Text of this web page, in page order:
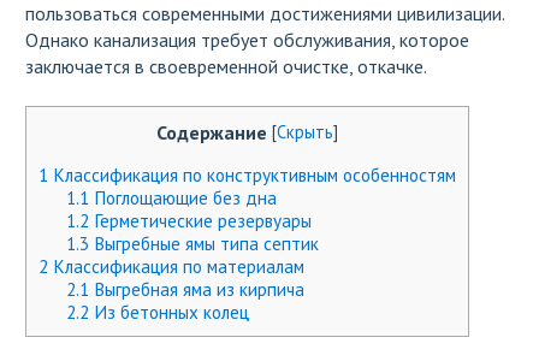
пользоваться современными достижениями цивилизации.
Однако канализация требует обслуживания, которое
заключается в своевременной очистке, откачке.
Содержание [Скрыть]
1 Классификация по конструктивным особенностям
1.1 Поглощающие без дна
1.2 Герметические резервуары
1.3 Выгребные ямы типа септик
2 Классификация по материалам
2.1 Выгребная яма из кирпича
2.2 Из бетонных колец